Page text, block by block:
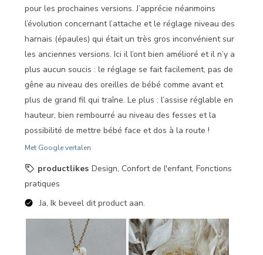
pour les prochaines versions. J’apprécie néanmoins
l’évolution concernant l’attache et le réglage niveau des
harnais (épaules) qui était un très gros inconvénient sur
les anciennes versions. Ici il l’ont bien amélioré et il n’y a
plus aucun soucis : le réglage se fait facilement, pas de
gêne au niveau des oreilles de bébé comme avant et
plus de grand fil qui traîne. Le plus : l’assise réglable en
hauteur, bien rembourré au niveau des fesses et la
possibilité de mettre bébé face et dos à la route !
Met Google vertalen
productlikes Design, Confort de l'enfant, Fonctions
pratiques
Ja, Ik beveel dit product aan.